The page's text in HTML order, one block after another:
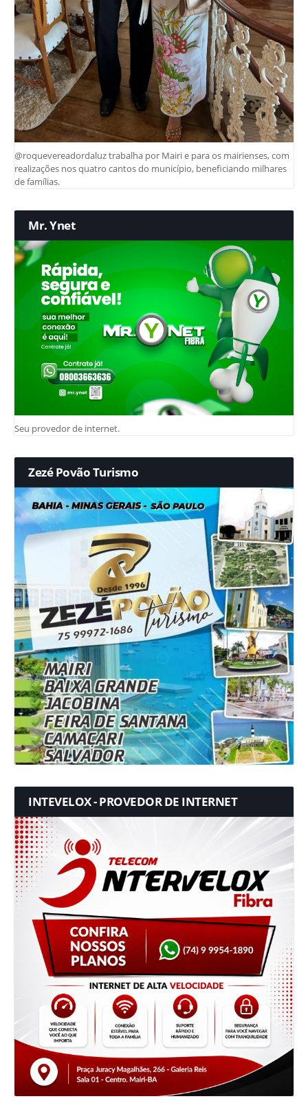
@roquevereadordaluz trabalha por Mairi e para os mairienses, com
realizações nos quatro cantos do município, beneficiando milhares
de famílias.
Mr. Ynet
Seu provedor de internet.
Zezé Povão Turismo
INTEVELOX - PROVEDOR DE INTERNET